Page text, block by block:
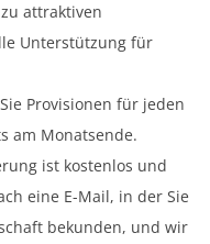
attraktiven
Unterstützung für
Provisionen für jeden
am Monatsende.
ist kostenlos und
eine E-Mail, in der Sie
bekunden, und wir